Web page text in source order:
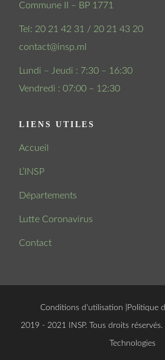
Commune II – BP 1771
Tel: 20 21 42 31 / 20 21 43 20
contact@insp.ml
Lundi – Jeudi : 7:30 – 16:30
Vendredi : 07:00 – 12:30
LIENS UTILES
Accueil
L’INSP
Départements
Lutte Coronavirus
Contact
Conditions d'utilisation Politique
© 2019 - 2021 INSP. Tous droits
Technologies